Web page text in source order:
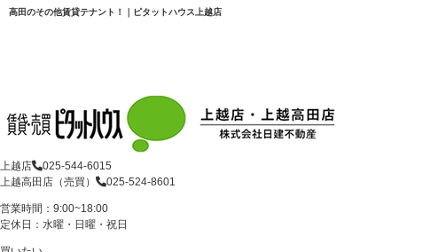
高田のその他賃貸テナント！｜ピタットハウス上越店
上越店
025-544-6015
上越高田店（売買）
025-524-8601
営業時間：9:00~18:00
定休日：水曜・日曜・祝日